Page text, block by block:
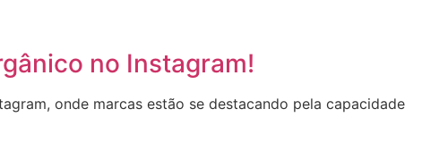
no Instagram!
onde marcas estão se destacando pela capacidade